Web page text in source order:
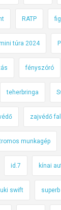
RATP
túra 2024
fényszóró
teherbringa
zajvédő fal
munkagép
id.7 kínai
swift superb